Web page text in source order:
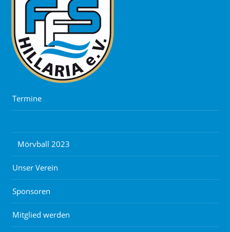
Termine
Mörvball 2023
Unser Verein
Sponsoren
Mitglied werden